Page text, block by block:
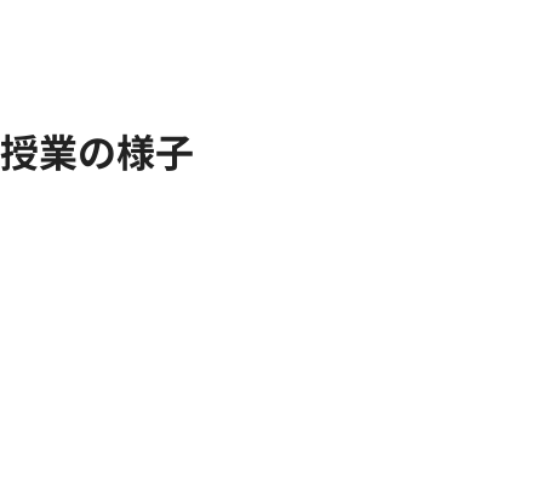
授業の様子